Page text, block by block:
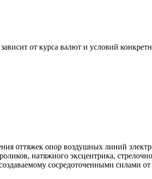
от курса валют и условий
оттяжек опор воздушных линий
натяжного эксцентрика,
сосредоточенными силами